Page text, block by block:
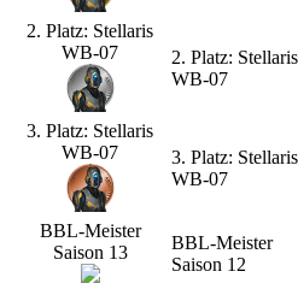
2. Platz: Stellaris
WB-07
2. Platz: Stellaris
WB-07
3. Platz: Stellaris
WB-07
3. Platz: Stellaris
WB-07
BBL-Meister
Saison 13
BBL-Meister
Saison 12